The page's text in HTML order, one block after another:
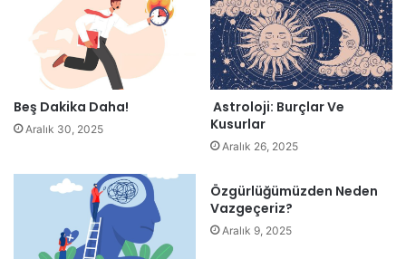
güçlük, zaman-mekân algısında karışıklık yaşanır.
Beş Dakika Daha!
Aralık 30, 2025
Astroloji: Burçlar Ve
Kusurlar
Aralık 26, 2025
Özgürlüğümüzden Neden
Vazgeçeriz?
Aralık 9, 2025